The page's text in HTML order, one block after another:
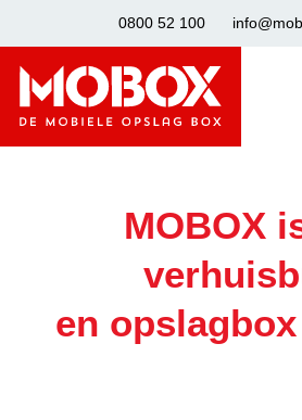
0800 52 100
MOBOX
en opslagbox